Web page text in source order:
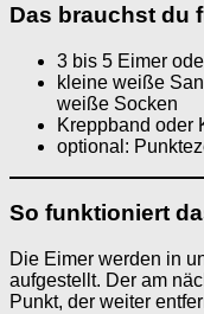
Das brauchst du
3 bis 5 Eimer
kleine weiße
weiße Socken
Kreppband oder
optional:
So funktioniert
Die Eimer werden in
aufgestellt. Der am
Punkt, der weiter